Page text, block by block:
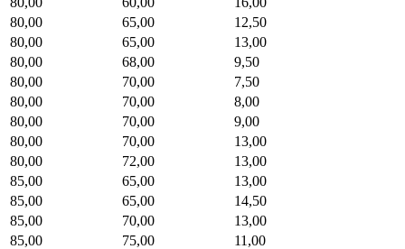
80,00
65,00
12,50
80,00
65,00
13,00
80,00
68,00
9,50
80,00
70,00
7,50
80,00
70,00
8,00
80,00
70,00
9,00
80,00
70,00
13,00
80,00
72,00
13,00
85,00
65,00
13,00
85,00
65,00
14,50
85,00
70,00
13,00
85,00
75,00
11,00